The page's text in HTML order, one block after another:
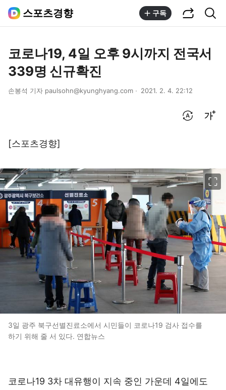
스포츠경향 구독
코로나19, 4일 오후 9시까지 전국서
339명 신규확진
손봉석 기자 paulsohn@kyunghyang.com 2021. 2. 4. 22:12
[스포츠경향]
3일 광주 북구선별진료소에서 시민들이 코로나19 검사 접수를
하기 위해 줄 서 있다. 연합뉴스
코로나19 3차 대유행이 지속 중인 가운데 4일에도